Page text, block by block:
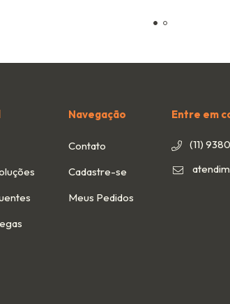
Navegação
Contato
Cadastre-se
Meus Pedidos
Entre em
(11)